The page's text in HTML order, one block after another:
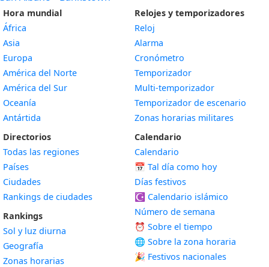
Hora mundial
África
Asia
Europa
América del Norte
América del Sur
Oceanía
Antártida
Directorios
Todas las regiones
Países
Ciudades
Rankings de ciudades
Rankings
Sol y luz diurna
Geografía
Zonas horarias
Relojes y temporizadores
Reloj
Alarma
Cronómetro
Temporizador
Multi-temporizador
Temporizador de escenario
Zonas horarias militares
Calendario
Calendario
📅 Tal día como hoy
Días festivos
☪️ Calendario islámico
Número de semana
⏰ Sobre el tiempo
🌐 Sobre la zona horaria
🎉 Festivos nacionales